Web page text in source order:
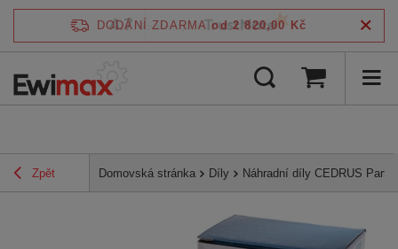
DODÁNÍ ZDARMA od 2 820,00 Kč
Zpět Domovská stránka Díly Náhradní díly CEDRUS Parts
4.7 /5 ověřeno podle